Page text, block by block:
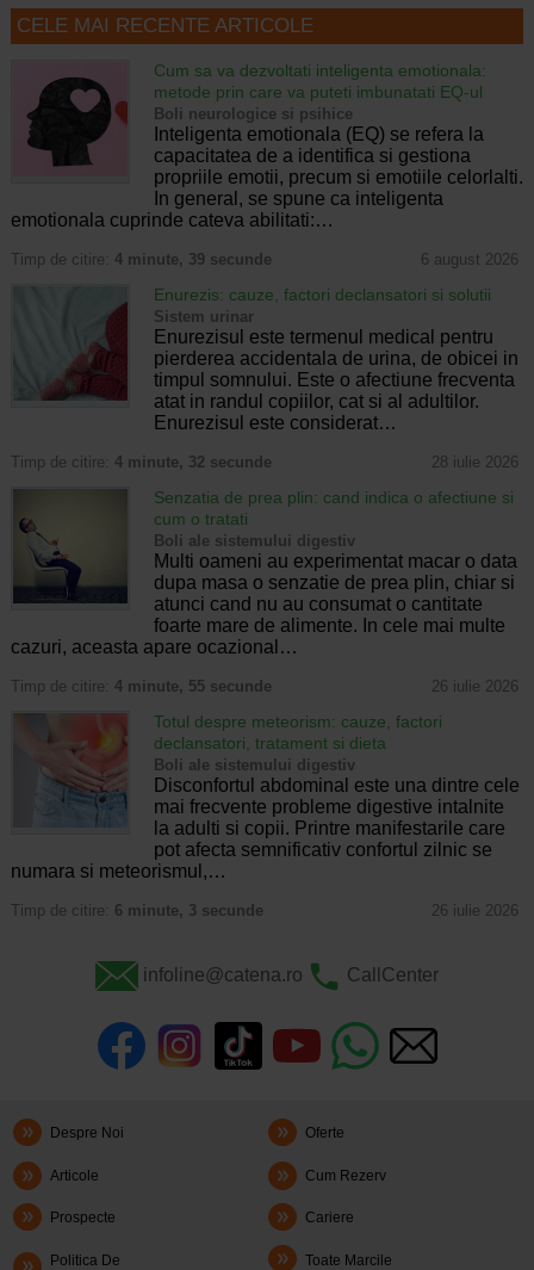
CELE MAI RECENTE ARTICOLE
Cum sa va dezvoltati inteligenta emotionala:
metode prin care va puteti imbunatati EQ-ul
Boli neurologice si psihice
Inteligenta emotionala (EQ) se refera la
capacitatea de a identifica si gestiona
propriile emotii, precum si emotiile celorlalti.
In general, se spune ca inteligenta
emotionala cuprinde cateva abilitati:…
Timp de citire: 4 minute, 39 secunde 6 august 2026
Enurezis: cauze, factori declansatori si solutii
Sistem urinar
Enurezisul este termenul medical pentru
pierderea accidentala de urina, de obicei in
timpul somnului. Este o afectiune frecventa
atat in randul copiilor, cat si al adultilor.
Enurezisul este considerat…
Timp de citire: 4 minute, 32 secunde 28 iulie 2026
Senzatia de prea plin: cand indica o afectiune si
cum o tratati
Boli ale sistemului digestiv
Multi oameni au experimentat macar o data
dupa masa o senzatie de prea plin, chiar si
atunci cand nu au consumat o cantitate
foarte mare de alimente. In cele mai multe
cazuri, aceasta apare ocazional…
Timp de citire: 4 minute, 55 secunde 26 iulie 2026
Totul despre meteorism: cauze, factori
declansatori, tratament si dieta
Boli ale sistemului digestiv
Disconfortul abdominal este una dintre cele
mai frecvente probleme digestive intalnite
la adulti si copii. Printre manifestarile care
pot afecta semnificativ confortul zilnic se
numara si meteorismul,…
Timp de citire: 6 minute, 3 secunde 26 iulie 2026
infoline@catena.ro CallCenter
Despre Noi Oferte
Articole Cum Rezerv
Prospecte Cariere
Politica De
Toate Marcile